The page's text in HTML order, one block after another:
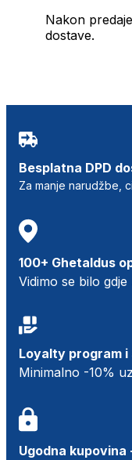
Nakon
dostave.
Besplatna DPD
Za manje narudžbe,
100+ Ghetaldus
Vidimo se bilo
Loyalty program i
Minimalno -10%
Ugodna kupovina